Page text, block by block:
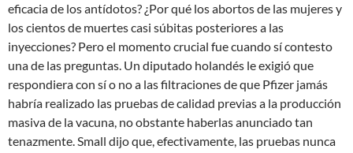
eficacia de los antídotos? ¿Por qué los abortos de las mujeres y
los cientos de muertes casi súbitas posteriores a las
inyecciones? Pero el momento crucial fue cuando sí contesto
una de las preguntas. Un diputado holandés le exigió que
respondiera con sío noa las filtraciones de que Pfizer jamás
habría realizado las pruebas de calidad previas a la producción
masiva de la vacuna, no obstante haberlas anunciado tan
tenazmente. Small dijo que, efectivamente, las pruebas nunca